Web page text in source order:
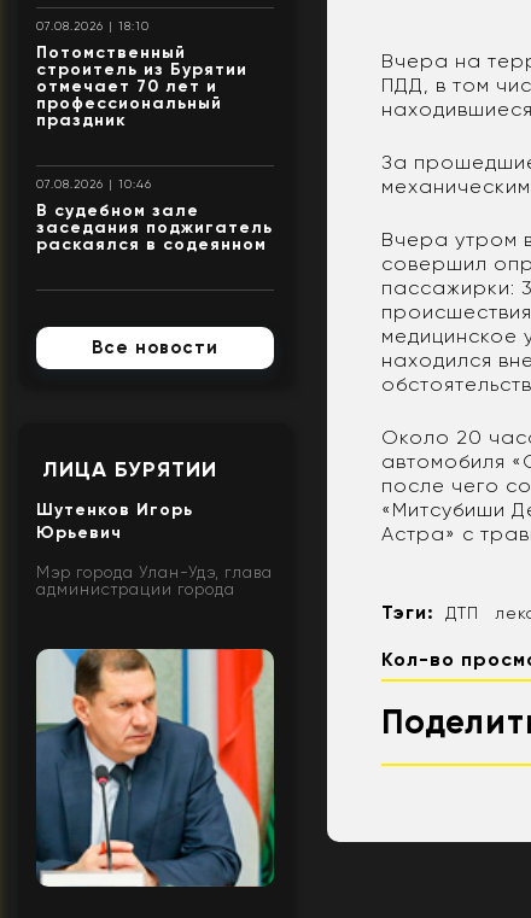
07.08.2026 | 18:10
Потомственный
строитель из Бурятии
отмечает 70 лет и
профессиональный
праздник
07.08.2026 | 10:46
В судебном зале
заседания поджигатель
раскаялся в содеянном
Все новости
ЛИЦА БУРЯТИИ
Шутенков Игорь
Юрьевич
Мэр города Улан-Удэ, глава
администрации города
Вчера на
ПДД, в том
За
Вчера утром
совершил
пассажирки:
медицинское
находился
Около 20
автомобиля
после чего
«Митсубиши
Астра» с
Тэги: ДТП
Кол-во